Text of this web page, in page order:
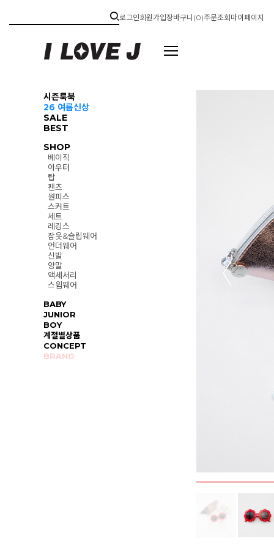
로그인회원가입장바구니(0)주문조회마이페이지
시즌룩북
26 여름신상
SALE
BEST
SHOP
베이직
아우터
탑
팬츠
원피스
스커트
세트
레깅스
잠옷&슬립웨어
언더웨어
신발
양말
액세서리
스윔웨어
BABY
JUNIOR
BOY
계절별상품
CONCEPT
BRAND